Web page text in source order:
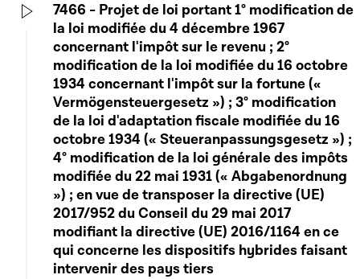
7466 - Projet de loi portant 1° modification de
la loi modifiée du 4 décembre 1967
concernant l'impôt sur le revenu ; 2°
modification de la loi modifiée du 16 octobre
1934 concernant l'impôt sur la fortune («
Vermögensteuergesetz ») ; 3° modification
de la loi d'adaptation fiscale modifiée du 16
octobre 1934 (« Steueranpassungsgesetz ») ;
4° modification de la loi générale des impôts
modifiée du 22 mai 1931 (« Abgabenordnung
») ; en vue de transposer la directive (UE)
2017/952 du Conseil du 29 mai 2017
modifiant la directive (UE) 2016/1164 en ce
qui concerne les dispositifs hybrides faisant
intervenir des pays tiers